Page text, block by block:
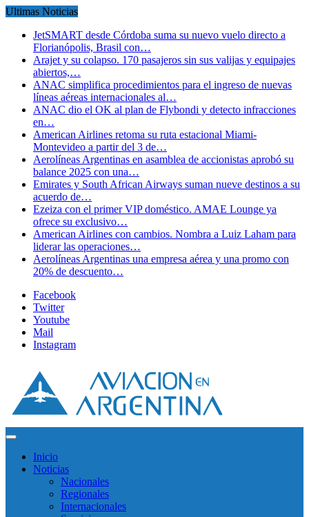
Ultimas Noticias
JetSMART desde Córdoba suma su nuevo vuelo directo a
Florianópolis, Brasil con…
Arajet y su colapso. 170 pasajeros sin sus valijas y equipajes
abiertos,…
ANAC simplifica procedimientos para el ingreso de nuevas
líneas aéreas internacionales al…
ANAC dio el OK al plan de Flybondi y detecto infracciones
en…
American Airlines retoma su ruta estacional Miami-
Montevideo a partir del 3 de…
Aerolíneas Argentinas en asamblea de accionistas aprobó su
balance 2025 con una…
Emirates y South African Airways suman nueve destinos a su
acuerdo de…
Ezeiza con el primer VIP doméstico. AMAE Lounge ya
ofrece su exclusivo…
American Airlines con cambios. Nombra a Luiz Laham para
liderar las operaciones…
Aerolíneas Argentinas una empresa aérea y una promo con
20% de descuento…
Facebook
Twitter
Youtube
Mail
Instagram
Inicio
Noticias
Nacionales
Regionales
Internacionales